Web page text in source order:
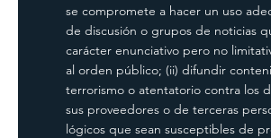
se compromete a hacer un uso
de discusión o grupos de noticias
carácter enunciativo pero no
al orden público; (ii) difundir
terrorismo o atentatorio contra los
sus proveedores o de terceras
lógicos que sean susceptibles de